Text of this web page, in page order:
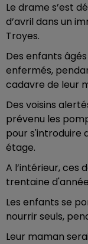
Le drame s’est
d’avril dans un
Troyes.
Des enfants
enfermés,
cadavre de leur
Des voisins
prévenu les
pour s'introduire
étage.
A l’intérieur, ces
trentaine
Les enfants se
nourrir seuls,
Leur maman